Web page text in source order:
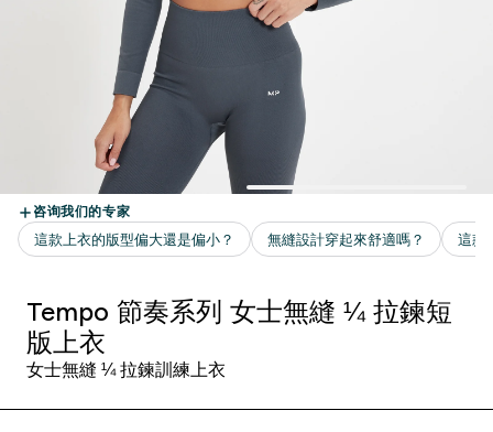
Tempo 節奏系列 女士無縫 ¼ 拉鍊短
版上衣
女士無縫 ¼ 拉鍊訓練上衣